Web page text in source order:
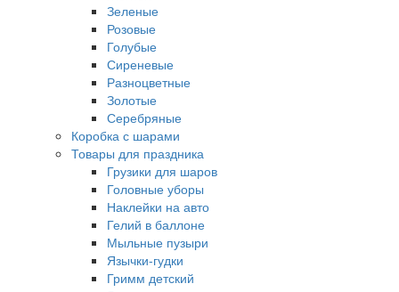
Зеленые
Розовые
Голубые
Сиреневые
Разноцветные
Золотые
Серебряные
Коробка с шарами
Товары для праздника
Грузики для шаров
Головные уборы
Наклейки на авто
Гелий в баллоне
Мыльные пузыри
Язычки-гудки
Гримм детский